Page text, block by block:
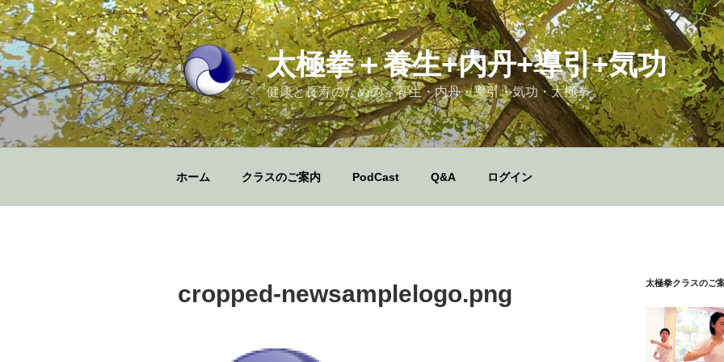
コ
ン
テ
ン
ツ
へ
ス
キ
太極拳＋養生+内丹+導引+気功
健康と長寿のための、養生・内丹・導引・気功・太極拳
ホーム クラスのご案内 PodCast Q&A ログイン
cropped-newsamplelogo.png 太極拳クラスのご